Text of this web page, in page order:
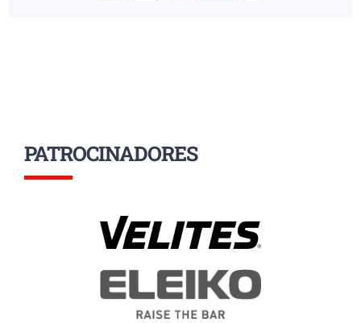
PATROCINADORES